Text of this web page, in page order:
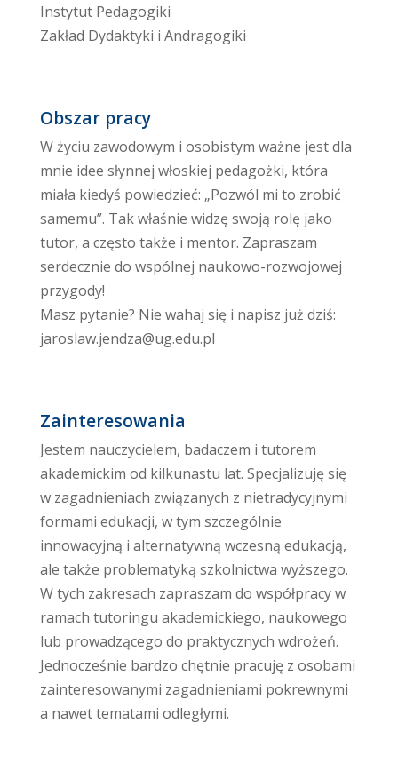
Instytut Pedagogiki
Zakład Dydaktyki i Andragogiki
Obszar pracy
W życiu zawodowym i osobistym ważne jest dla
mnie idee słynnej włoskiej pedagożki, która
miała kiedyś powiedzieć: „Pozwól mi to zrobić
samemu”. Tak właśnie widzę swoją rolę jako
tutor, a często także i mentor. Zapraszam
serdecznie do wspólnej naukowo-rozwojowej
przygody!
Masz pytanie? Nie wahaj się i napisz już dziś:
jaroslaw.jendza@ug.edu.pl
Zainteresowania
Jestem nauczycielem, badaczem i tutorem
akademickim od kilkunastu lat. Specjalizuję się
w zagadnieniach związanych z nietradycyjnymi
formami edukacji, w tym szczególnie
innowacyjną i alternatywną wczesną edukacją,
ale także problematyką szkolnictwa wyższego.
W tych zakresach zapraszam do współpracy w
ramach tutoringu akademickiego, naukowego
lub prowadzącego do praktycznych wdrożeń.
Jednocześnie bardzo chętnie pracuję z osobami
zainteresowanymi zagadnieniami pokrewnymi
a nawet tematami odległymi.